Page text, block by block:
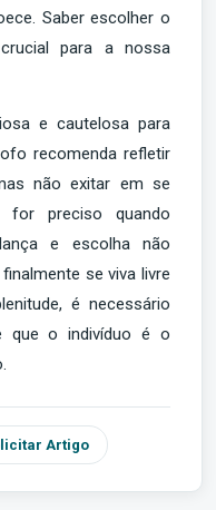
Saber escolher o
para a nossa
e cautelosa para
recomenda refletir
não exitar em se
preciso quando
e escolha não
se viva livre
é necessário
que o indivíduo é o
Artigo